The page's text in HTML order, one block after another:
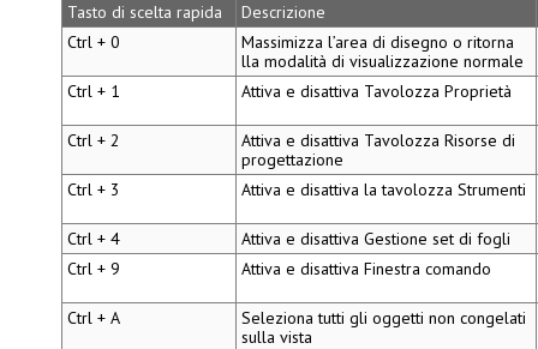
Tasto di scelta rapida
Descrizione
Ctrl + 0
Massimizza l’area di disegno o ritorna
lla modalità di visualizzazione normale
Ctrl + 1
Attiva e disattiva Tavolozza Proprietà
Ctrl + 2 Attiva e disattiva Tavolozza Risorse di
progettazione
Ctrl + 3
Attiva e disattiva latavolozza Strumenti
Ctrl + 4 Attiva e disattivaGestione set di fogli
Ctrl + 9
Attiva e disattivaFinestra comando
Ctrl + A
Seleziona tutti gli oggetti non congelati
sulla vista